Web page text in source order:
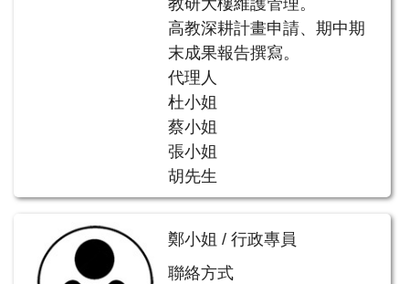
教研大樓維護管理。
高教深耕計畫申請、期中期
末成果報告撰寫。
代理人
杜小姐
蔡小姐
張小姐
胡先生
鄭小姐 / 行政專員
聯絡方式